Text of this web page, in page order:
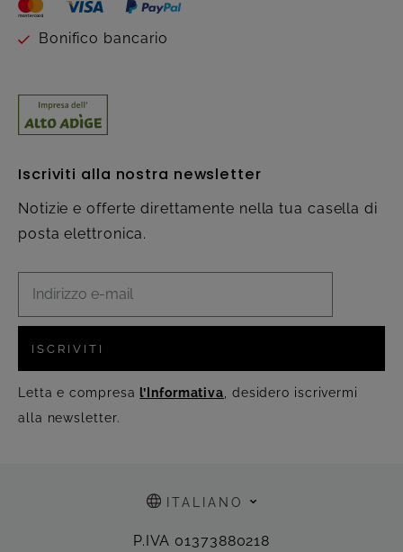
Bonifico bancario
Iscriviti alla nostra newsletter
Notizie e offerte direttamente nella tua casella di
posta elettronica.
ISCRIVITI
Letta e compresa l’Informativa , desidero iscrivermi
alla newsletter.
ITALIANO
P.IVA 01373880218